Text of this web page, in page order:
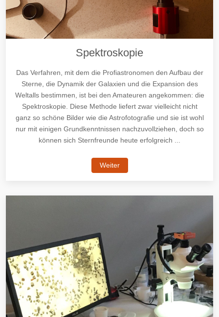
Spektroskopie
Das Verfahren, mit dem die Profiastronomen den Aufbau der
Sterne, die Dynamik der Galaxien und die Expansion des
Weltalls bestimmen, ist bei den Amateuren angekommen: die
Spektroskopie. Diese Methode liefert zwar vielleicht nicht
ganz so schöne Bilder wie die Astrofotografie und sie ist wohl
nur mit einigen Grundkenntnissen nachzuvollziehen, doch so
können sich Sternfreunde heute erfolgreich ...
Weiter